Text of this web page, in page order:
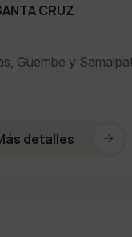
CRUZ
Guembe y
detalles